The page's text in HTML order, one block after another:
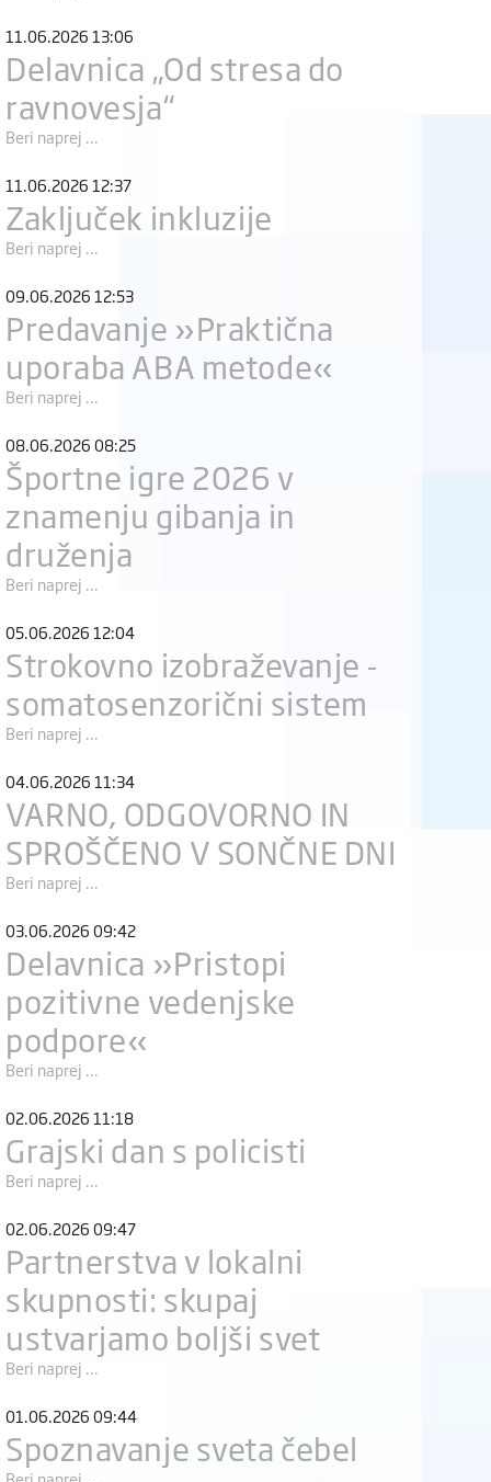
11.06.2026 13:06
Delavnica „Od stresa do
ravnovesja“
Beri naprej ...
11.06.2026 12:37
Zaključek inkluzije
Beri naprej ...
09.06.2026 12:53
Predavanje »Praktična
uporaba ABA metode«
Beri naprej ...
08.06.2026 08:25
Športne igre 2026 v
znamenju gibanja in
druženja
Beri naprej ...
05.06.2026 12:04
Strokovno izobraževanje -
somatosenzorični sistem
Beri naprej ...
04.06.2026 11:34
VARNO, ODGOVORNO IN
SPROŠČENO V SONČNE DNI
Beri naprej ...
03.06.2026 09:42
Delavnica »Pristopi
pozitivne vedenjske
podpore«
Beri naprej ...
02.06.2026 11:18
Grajski dan s policisti
Beri naprej ...
02.06.2026 09:47
Partnerstva v lokalni
skupnosti: skupaj
ustvarjamo boljši svet
Beri naprej ...
01.06.2026 09:44
Spoznavanje sveta čebel